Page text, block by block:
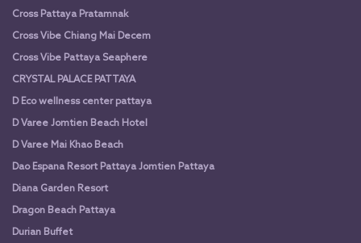
Cross Pattaya Pratamnak
Cross Vibe Chiang Mai Decem
Cross Vibe Pattaya Seaphere
CRYSTAL PALACE PATTAYA
D Eco wellness center pattaya
D Varee Jomtien Beach Hotel
D Varee Mai Khao Beach
Dao Espana Resort Pattaya Jomtien Pattaya
Diana Garden Resort
Dragon Beach Pattaya
Durian Buffet